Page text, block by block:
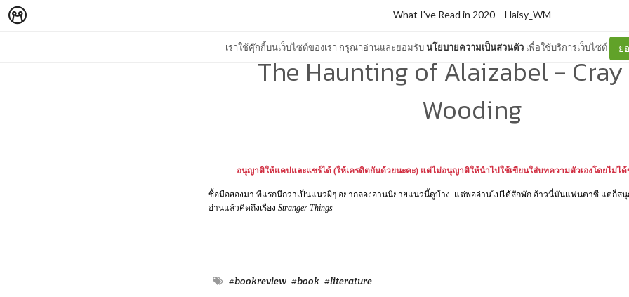
เราใช้คุ๊กกี้บนเว็บไซต์ของเรา กรุณาอ่านและยอมรับนโยบายความเป็นส่วนตัว เพื่อใช้บริการเว็บไซต์ ย
What I've Read in 2020– Haisy_WM
The Haunting of Alaizabel -
Wooding
อนุญาติให้แคปและแชร์ได้ (ให้เครดิตกันด้วยนะคะ) แต่ไม่อนุญาติให้นำไปใช้เขียนใส่บทความตัวเองโดยไม่ไ
ซื้อมือสองมา ทีแรกนึกว่าเป็นแนวผีๆ อยากลองอ่านนิยายแนวนี้ดูบ้าง แต่พออ่านไปได้สักพัก อ้าวนี่มันแฟนตาซี แต่ก็ส
อ่านแล้วคิดถึงเรือง Stranger Things
#bookreview #book #literature